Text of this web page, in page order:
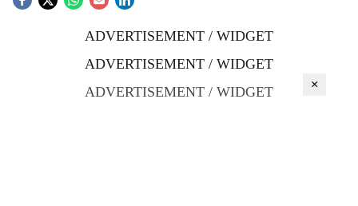
ADVERTISEMENT / WIDGET
ADVERTISEMENT / WIDGET
ADVERTISEMENT / WIDGET
×